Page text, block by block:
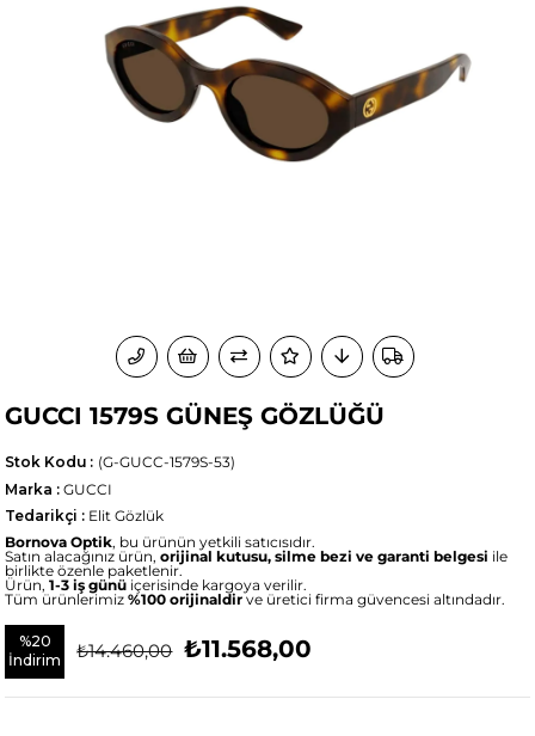
GUCCI 1579S GÜNEŞ GÖZLÜĞÜ
(G-GUCC-1579S-53)
Stok Kodu
Marka : GUCCI
Tedarikçi : Elit Gözlük
Bornova Optik, bu ürünün yetkili satıcısıdır.
Satın alacağınız ürün,orijinal kutusu, silme bezi ve garanti belgesi ile
birlikte özenle paketlenir.
Ürün,1-3 iş günü içerisinde kargoya verilir.
Tüm ürünlerimiz%100 orijinaldirve üretici firma güvencesi altındadır.
%20
İndirim
₺14.460,00 ₺11.568,00